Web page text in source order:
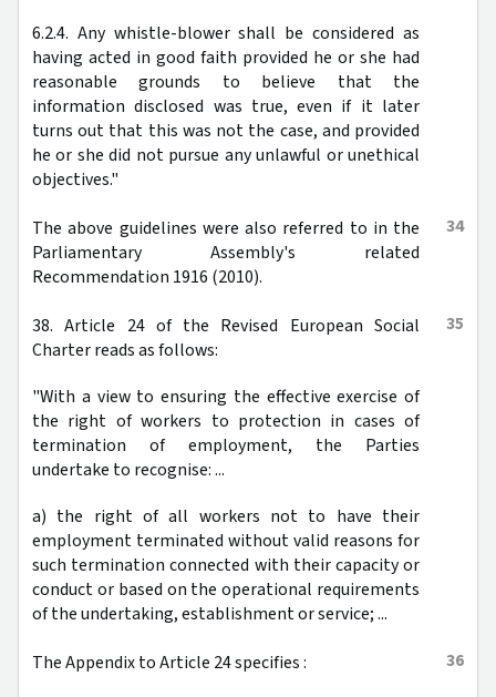
6.2.4. Any whistle-blower shall be considered as
having acted in good faith provided he or she had
reasonable grounds to believe that the
information disclosed was true, even if it later
turns out that this was not the case, and provided
he or she did not pursue any unlawful or unethical
objectives."
34
The above guidelines were also referred to in the
Parliamentary Assembly's related
Recommendation 1916 (2010).
35
38. Article 24 of the Revised European Social
Charter reads as follows:
"With a view to ensuring the effective exercise of
the right of workers to protection in cases of
termination of employment, the Parties
undertake to recognise: ...
a) the right of all workers not to have their
employment terminated without valid reasons for
such termination connected with their capacity or
conduct or based on the operational requirements
of the undertaking, establishment or service; ...
36
The Appendix to Article 24 specifies :